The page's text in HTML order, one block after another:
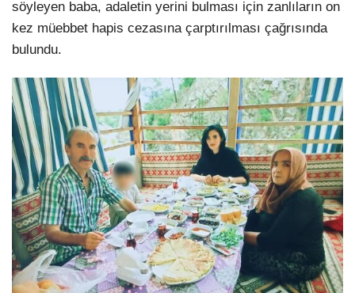
söyleyen baba, adaletin yerini bulması için zanlıların on
kez müebbet hapis cezasına çarptırılması çağrısında
bulundu.